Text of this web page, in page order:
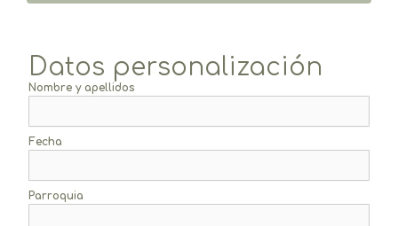
Datos personalización
Nombre y apellidos
Fecha
Parroquia